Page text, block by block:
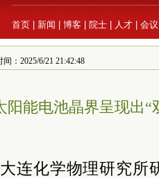
首页 新闻 博客 院士 人才 会议
：2025/6/21 21:42:48
阳能电池晶界呈现出“
连化学物理研究所